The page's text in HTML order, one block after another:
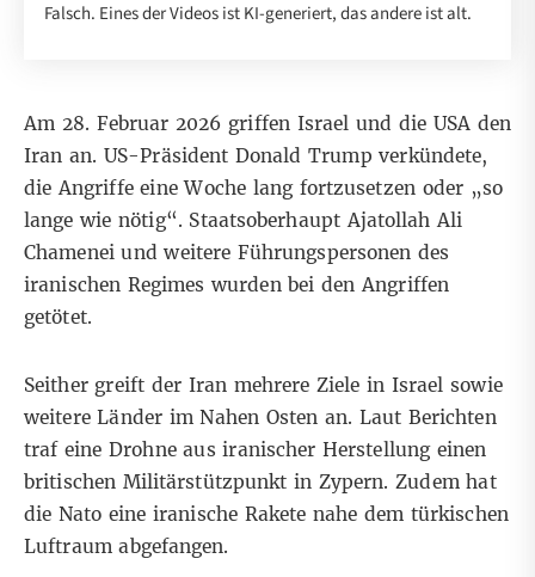
Falsch. Eines der Videos ist KI-generiert, das andere ist alt.
Am 28. Februar 2026 griffen Israel und die USA den
Iran an. US-Präsident Donald Trump verkündete,
die Angriffe eine Woche lang fortzusetzen oder „so
lange wie nötig“. Staatsoberhaupt Ajatollah Ali
Chamenei und weitere Führungspersonen des
iranischen Regimes wurden bei den Angriffen
getötet.
Seither greift der Iran mehrere Ziele in Israel sowie
weitere Länder im Nahen Osten an. Laut Berichten
traf eine Drohne aus iranischer Herstellung einen
britischen Militärstützpunkt in Zypern. Zudem hat
die Nato eine iranische Rakete nahe dem türkischen
Luftraumabgefangen.